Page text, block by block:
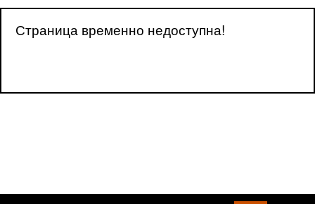
Страница временно недоступна!